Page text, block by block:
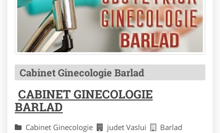
Cabinet Ginecologie Barlad
CABINET GINECOLOGIE
BARLAD
Cabinet Ginecologie judet Vaslui
Barlad